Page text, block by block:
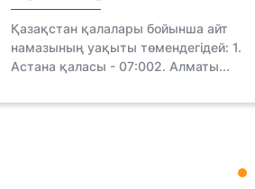
Қазақстан қалалары бойынша айт
намазының уақыты төмендегідей: 1.
Астана қаласы - 07:002. Алматы...